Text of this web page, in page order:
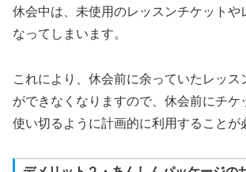
休会中は、未使用のレッスンチケットや
なってしまいます。
これにより、休会前に余っていたレッス
ができなくなりますので、休会前にチケ
使い切るように計画的に利用することが